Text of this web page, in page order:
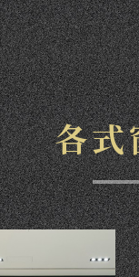
各式